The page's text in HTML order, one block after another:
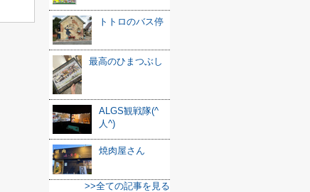
トトロのバス停
最高のひまつぶし
ALGS観戦隊(^
人^)
焼肉屋さん
>>全ての記事を見る